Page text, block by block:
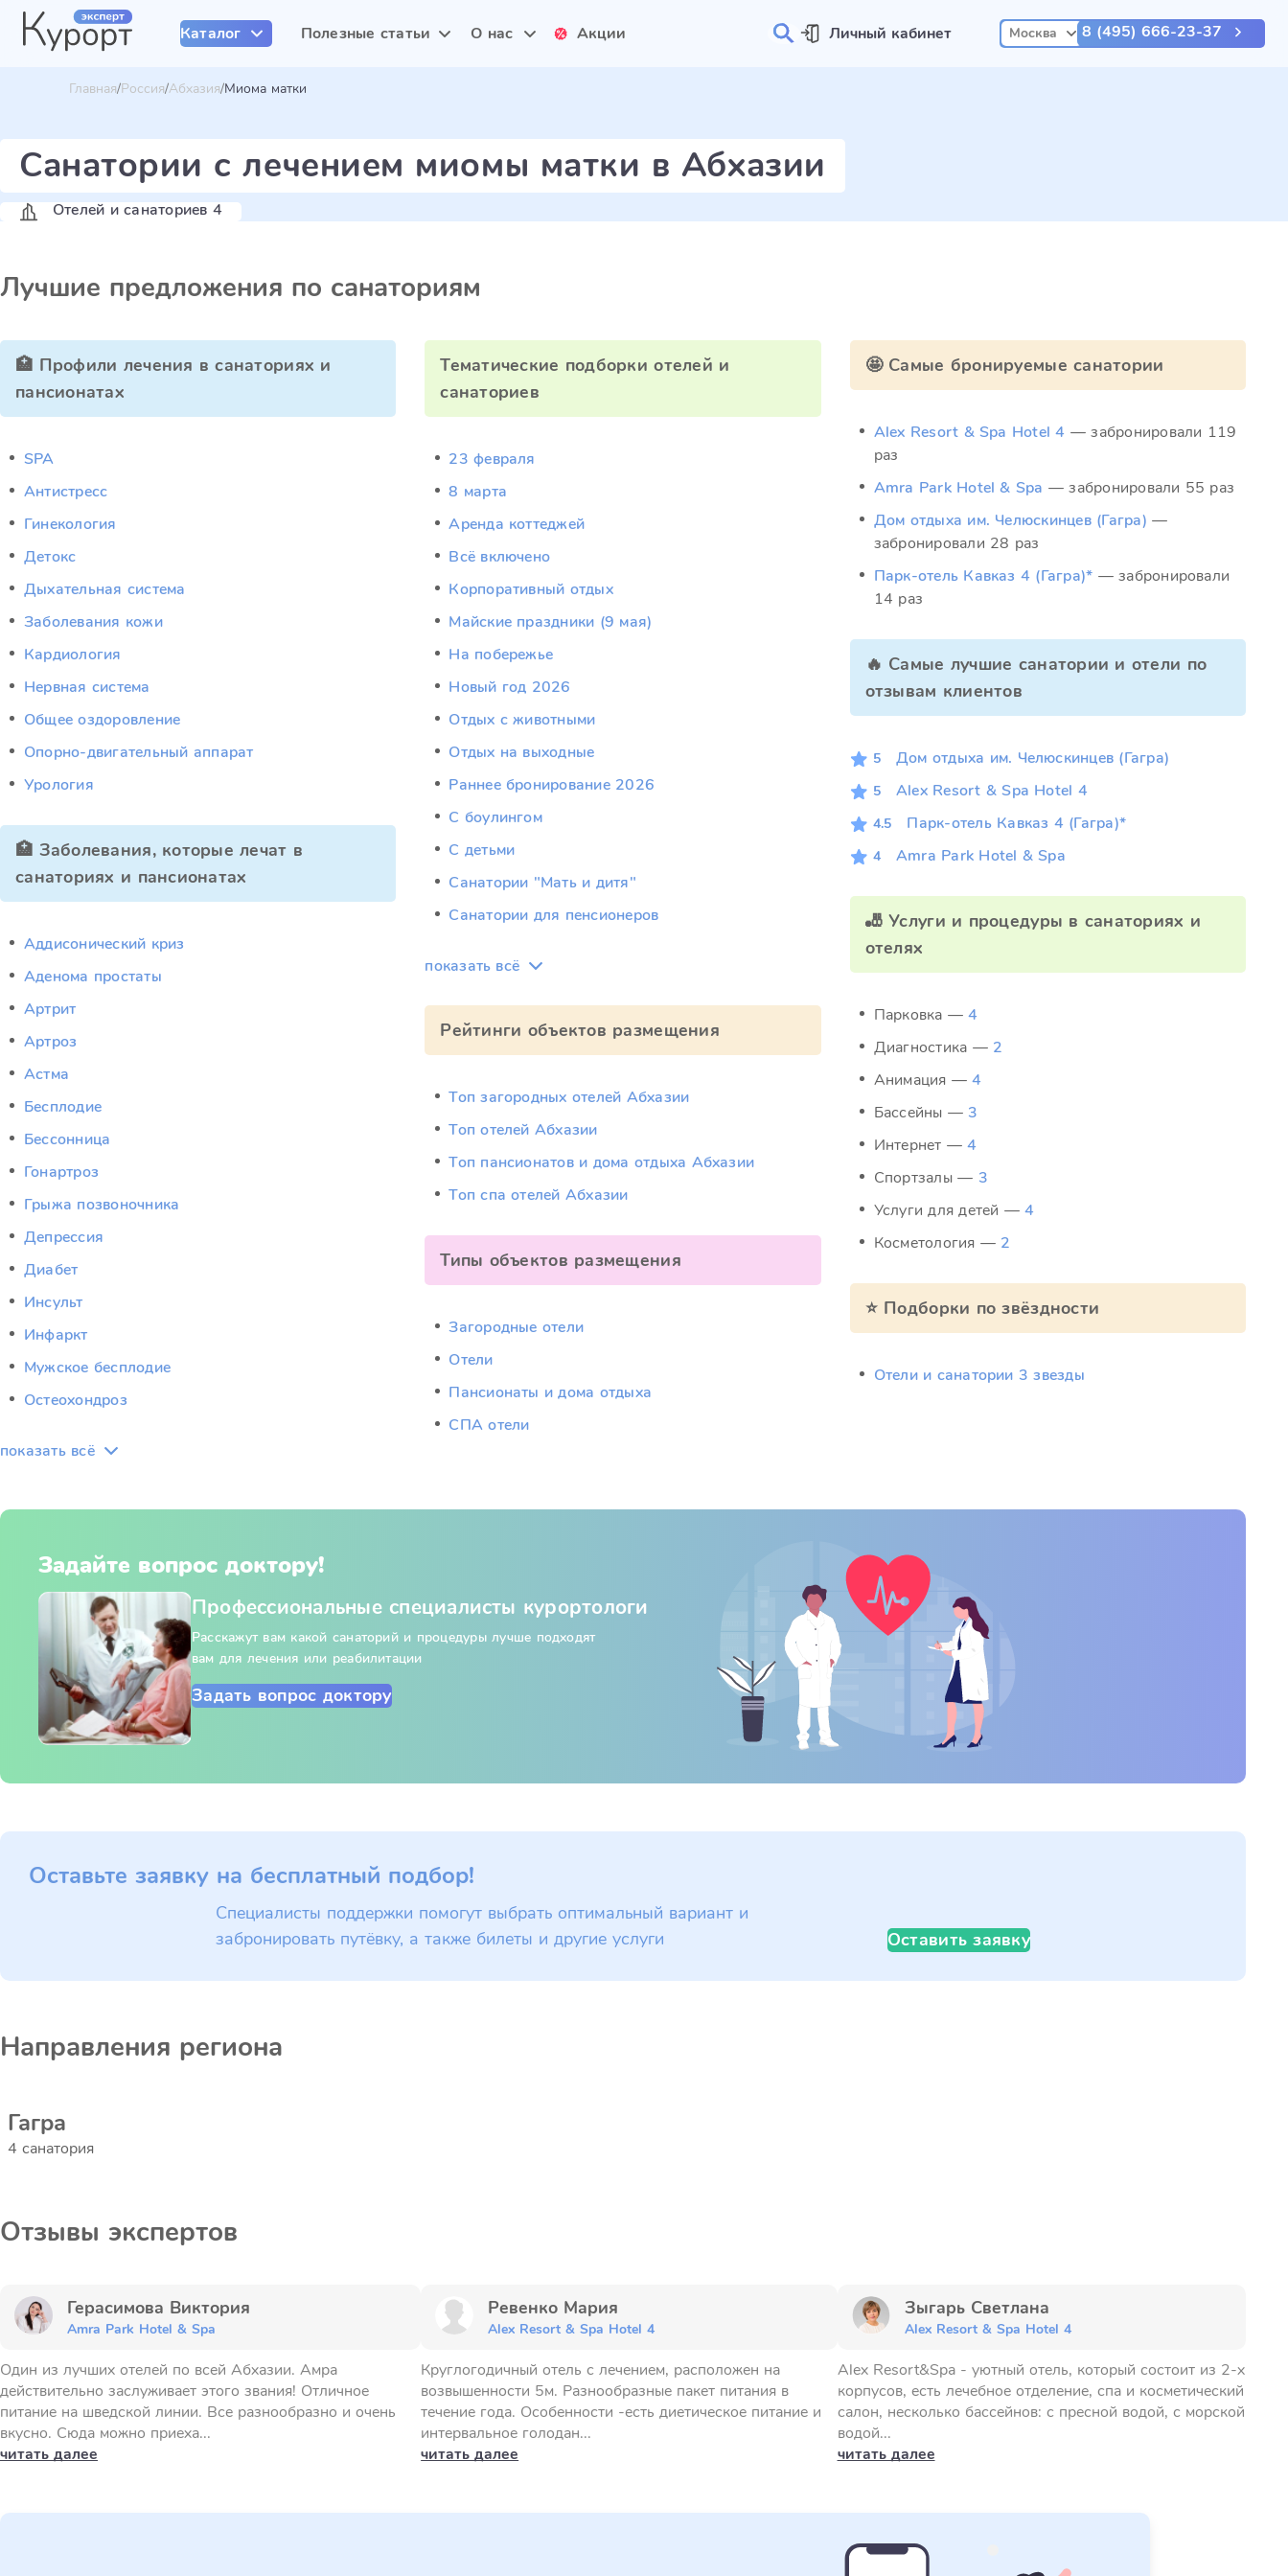
Каталог Полезные статьи О нас Акции Личный кабинет Москва 8 (495) 666-23-37
Главная Россия Абхазия Миома матки
Санатории с лечением миомы матки в Абхазии
Отелей и санаториев 4
Лучшие предложения по санаториям
🏥 Профили лечения в санаториях и
пансионатах
SPA
Антистресс
Гинекология
Детокс
Дыхательная система
Заболевания кожи
Кардиология
Нервная система
Общее оздоровление
Опорно-двигательный аппарат
Урология
🏥 Заболевания, которые лечат в
санаториях и пансионатах
Аддисонический криз
Аденома простаты
Артрит
Артроз
Астма
Бесплодие
Бессонница
Гонартроз
Грыжа позвоночника
Депрессия
Диабет
Инсульт
Инфаркт
Мужское бесплодие
Остеохондроз
показать всё
Тематические подборки отелей и
санаториев
23 февраля
8 марта
Аренда коттеджей
Всё включено
Корпоративный отдых
Майские праздники (9 мая)
На побережье
Новый год 2026
Отдых c животными
Отдых на выходные
Раннее бронирование 2026
С боулингом
С детьми
Санатории "Мать и дитя"
Санатории для пенсионеров
показать всё
Рейтинги объектов размещения
Топ загородных отелей Абхазии
Топ отелей Абхазии
Топ пансионатов и дома отдыха Абхазии
Топ спа отелей Абхазии
Типы объектов размещения
Загородные отели
Отели
Пансионаты и дома отдыха
СПА отели
🤩 Самые бронируемые санатории
Alex Resort & Spa Hotel 4 — забронировали 119
раз
Amra Park Hotel & Spa — забронировали 55 раз
Дом отдыха им. Челюскинцев (Гагра) —
забронировали 28 раз
Парк-отель Кавказ 4 (Гагра)* — забронировали
14 раз
🔥 Самые лучшие санатории и отели по
отзывам клиентов
5 Дом отдыха им. Челюскинцев (Гагра)
5 Alex Resort & Spa Hotel 4
4.5 Парк-отель Кавказ 4 (Гагра)*
4 Amra Park Hotel & Spa
🎳 Услуги и процедуры в санаториях и
отелях
Парковка —4
Диагностика — 2
Анимация —4
Бассейны — 3
Интернет —4
Спортзалы — 3
Услуги для детей —4
Косметология — 2
⭐ Подборки по звёздности
Отели и санатории 3 звезды
Задайте вопрос доктору!
Профессиональные специалисты курортологи
Расскажут вам какой санаторий и процедуры лучше подходят
вам для лечения или реабилитации
Задать вопрос доктору
Оставьте заявку на бесплатный подбор!
Специалисты поддержки помогут выбрать оптимальный вариант и
забронировать путёвку, а также билеты и другие услуги
Оставить заявку
Направления региона
Гагра
4 санатория
Отзывы экспертов
Герасимова Виктория
Amra Park Hotel & Spa
Один из лучших отелей по всей Абхазии. Амра
действительно заслуживает этого звания! Отличное
питание на шведской линии. Все разнообразно и очень
вкусно. Сюда можно приеха...
читать далее
Ревенко Мария
Alex Resort & Spa Hotel 4
Круглогодичный отель с лечением, расположен на
возвышенности 5м. Разнообразные пакет питания в
течение года. Особенности -есть диетическое питание и
интервальное голодан...
читать далее
Зыгарь Светлана
Alex Resort & Spa Hotel 4
Alex Resort&Spa - уютный отель, который состоит из 2-х
корпусов, есть лечебное отделение, спа и косметический
салон, несколько бассейнов: с пресной водой, с морской
водой...
читать далее